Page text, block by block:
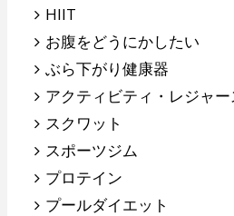
HIIT
お腹をどうにかしたい
ぶら下がり健康器
アクティビティ・レジャ
スクワット
スポーツジム
プロテイン
プールダイエット